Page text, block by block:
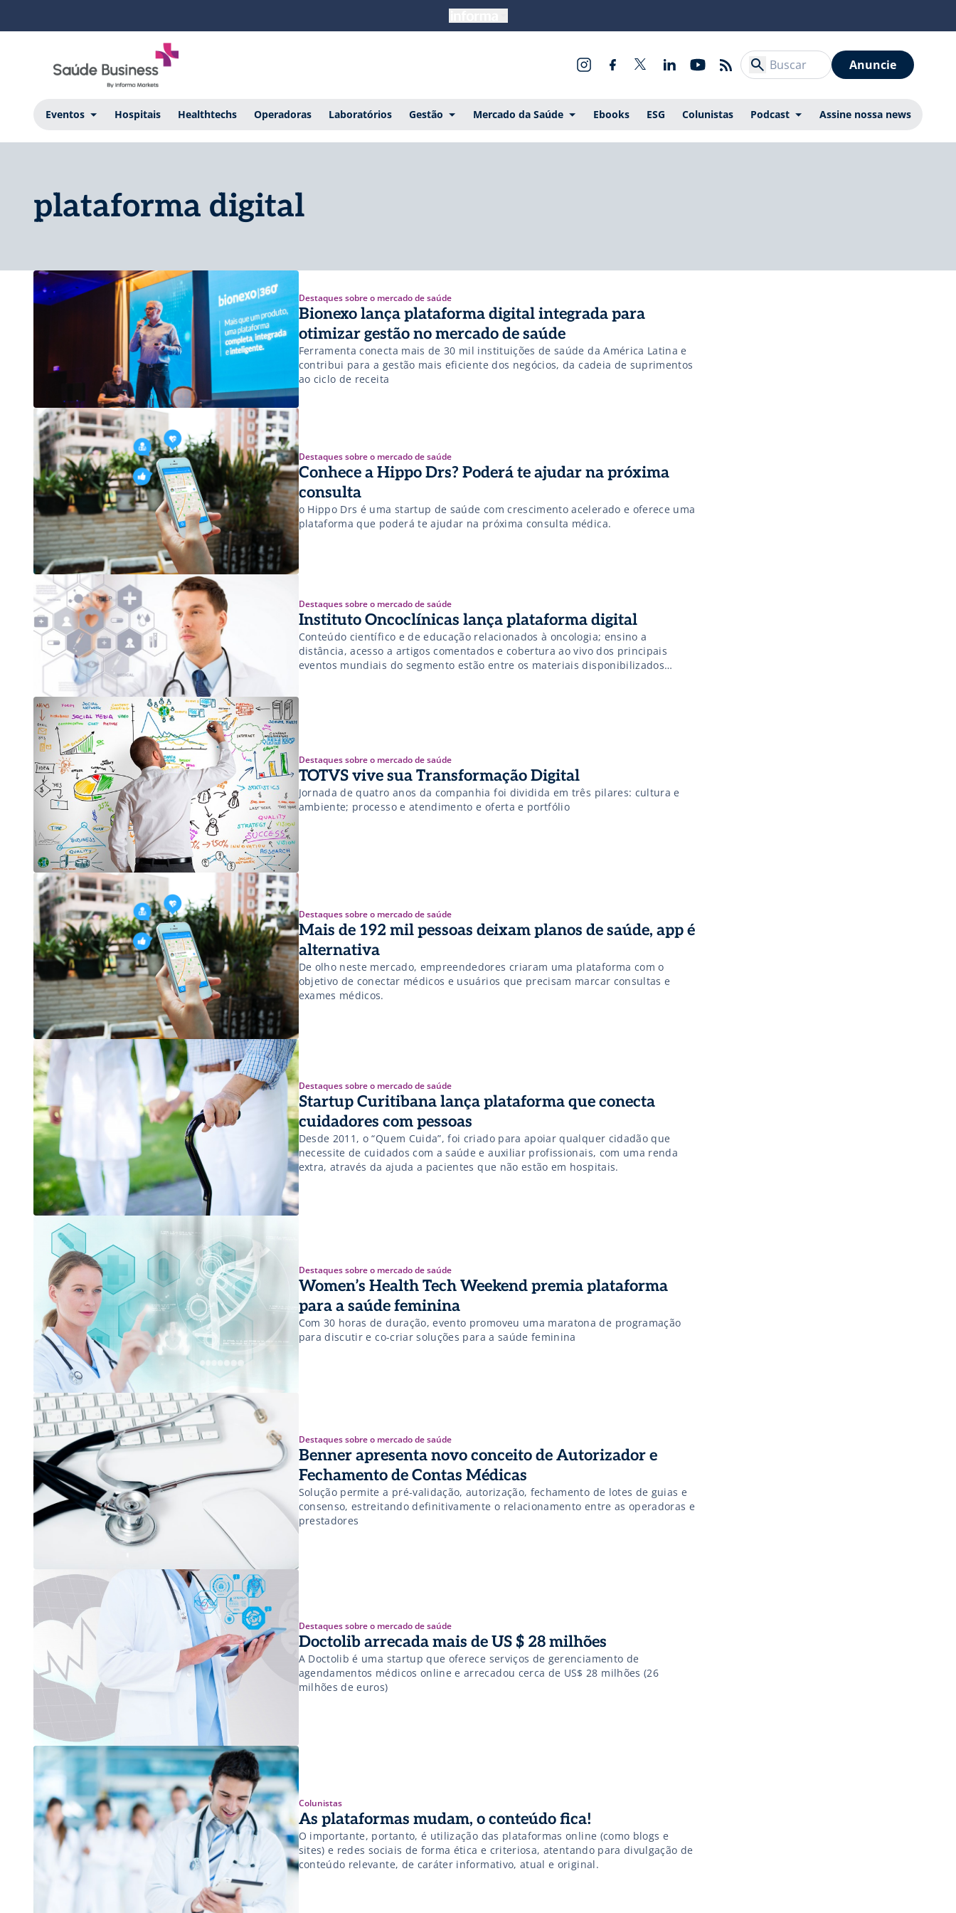
Anuncie
Eventos Hospitais Healthtechs Operadoras Laboratórios Gestão Mercado da Saúde Ebooks ESG Colunistas Podcast Assine nossa news
plataforma digital
Destaques sobre o mercado de saúde
Bionexo lança plataforma digital integrada para
otimizar gestão no mercado de saúde
Ferramenta conecta mais de 30 mil instituições de saúde da América Latina e
contribui para a gestão mais eficiente dos negócios, da cadeia de suprimentos
ao ciclo de receita
Destaques sobre o mercado de saúde
Conhece a Hippo Drs? Poderá te ajudar na próxima
consulta
o Hippo Drs é uma startup de saúde com crescimento acelerado e oferece uma
plataforma que poderá te ajudar na próxima consulta médica.
Destaques sobre o mercado de saúde
Instituto Oncoclínicas lança plataforma digital
Conteúdo científico e de educação relacionados à oncologia; ensino a
distância, acesso a artigos comentados e cobertura ao vivo dos principais
eventos mundiais do segmento estão entre os materiais disponibilizados
Destaques sobre o mercado de saúde
TOTVS vive sua Transformação Digital
Jornada de quatro anos da companhia foi dividida em três pilares: cultura e
ambiente; processo e atendimento e oferta e portfólio
Destaques sobre o mercado de saúde
Mais de 192 mil pessoas deixam planos de saúde, app é
alternativa
De olho neste mercado, empreendedores criaram uma plataforma com o
objetivo de conectar médicos e usuários que precisam marcar consultas e
exames médicos.
Destaques sobre o mercado de saúde
Startup Curitibana lança plataforma que conecta
cuidadores com pessoas
Desde 2011, o “Quem Cuida”, foi criado para apoiar qualquer cidadão que
necessite de cuidados com a saúde e auxiliar profissionais, com uma renda
extra, através da ajuda a pacientes que não estão em hospitais.
Destaques sobre o mercado de saúde
Women’s Health Tech Weekend premia plataforma
para a saúde feminina
Com 30 horas de duração, evento promoveu uma maratona de programação
para discutir e co-criar soluções para a saúde feminina
Destaques sobre o mercado de saúde
Benner apresenta novo conceito de Autorizador e
Fechamento de Contas Médicas
Solução permite a pré-validação, autorização, fechamento de lotes de guias e
consenso, estreitando definitivamente o relacionamento entre as operadoras e
prestadores
Destaques sobre o mercado de saúde
Doctolib arrecada mais de US $ 28 milhões
A Doctolib é uma startup que oferece serviços de gerenciamento de
agendamentos médicos online e arrecadou cerca de US$ 28 milhões (26
milhões de euros)
Colunistas
As plataformas mudam, o conteúdo fica!
O importante, portanto, é utilização das plataformas online (como blogs e
sites) e redes sociais de forma ética e criteriosa, atentando para divulgação de
conteúdo relevante, de caráter informativo, atual e original.